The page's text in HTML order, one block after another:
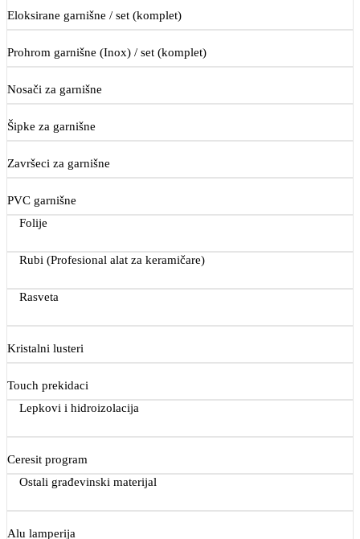
Eloksirane garnišne / set (komplet)
Prohrom garnišne (Inox) / set (komplet)
Nosači za garnišne
Šipke za garnišne
Završeci za garnišne
PVC garnišne
Folije
Rubi (Profesional alat za keramičare)
Rasveta
Kristalni lusteri
Touch prekidaci
Lepkovi i hidroizolacija
Ceresit program
Ostali građevinski materijal
Alu lamperija